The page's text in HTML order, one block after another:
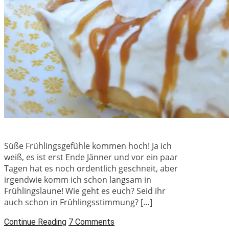
Süße Frühlingsgefühle kommen hoch! Ja ich
weiß, es ist erst Ende Jänner und vor ein paar
Tagen hat es noch ordentlich geschneit, aber
irgendwie komm ich schon langsam in
Frühlingslaune! Wie geht es euch? Seid ihr
auch schon in Frühlingsstimmung? […]
Continue Reading 7 Comments